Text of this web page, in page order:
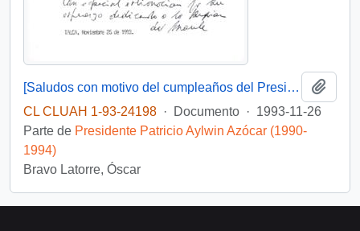
[Saludos con motivo del cumpleaños del Presidente]
CL CLUAH 1-93-24198 · Documento · 1993-11-26
Parte de Presidente Patricio Aylwin Azócar (1990-
1994)
Bravo Latorre, Óscar